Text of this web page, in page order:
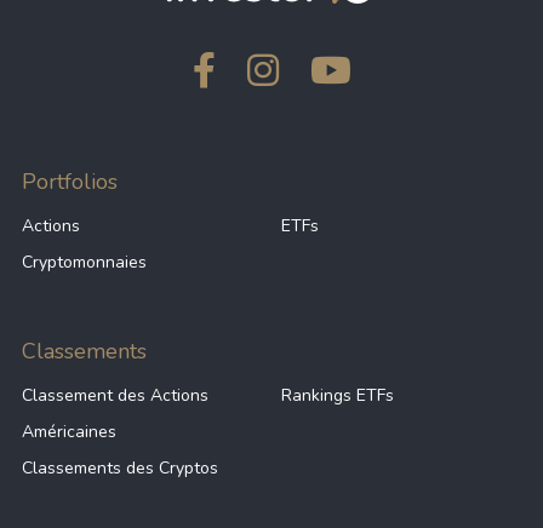
Portfolios
Actions
ETFs
Cryptomonnaies
Classements
Classement des Actions
Américaines
Rankings ETFs
Classements des Cryptos